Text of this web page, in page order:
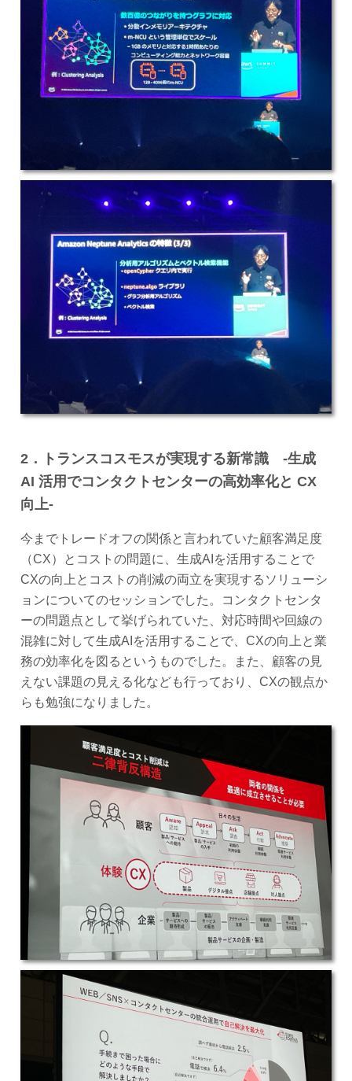
2．トランスコスモスが実現する新常識 -生成
AI 活用でコンタクトセンターの高効率化と CX
向上-
今までトレードオフの関係と言われていた顧客満足度
（CX）とコストの問題に、生成AIを活用することで
CXの向上とコストの削減の両立を実現するソリューシ
ョンについてのセッションでした。コンタクトセンタ
ーの問題点として挙げられていた、対応時間や回線の
混雑に対して生成AIを活用することで、CXの向上と業
務の効率化を図るというものでした。また、顧客の見
えない課題の見える化なども行っており、CXの観点か
らも勉強になりました。